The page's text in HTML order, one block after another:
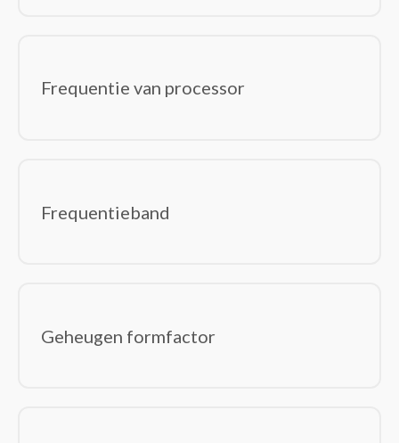
Frequentie van processor
Frequentieband
Geheugen formfactor